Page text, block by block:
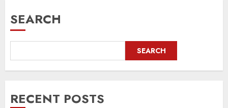
SEARCH
SEARCH
RECENT POSTS